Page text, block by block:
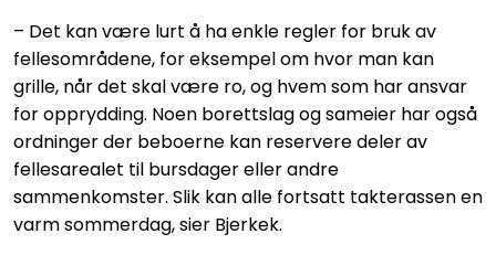
– Det kan være lurt å ha enkle regler for bruk av
fellesområdene, for eksempel om hvor man kan
grille, når det skal være ro, og hvem som har ansvar
for opprydding. Noen borettslag og sameier har også
ordninger der beboerne kan reservere deler av
fellesarealet til bursdager eller andre
sammenkomster. Slik kan alle fortsatt takterassen en
varm sommerdag, sier Bjerkek.